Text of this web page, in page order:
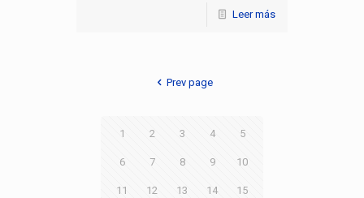
Leer más
Prev page
1 2 3 4 5
6 7 8 9 10
11 12 13 14 15